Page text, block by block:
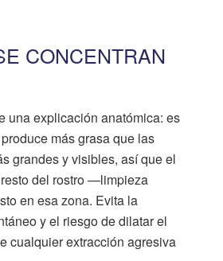
CONCENTRAN
una explicación anatómica: es
más grasa que las
grandes y visibles, así que el
del rostro —limpieza
en esa zona. Evita la
y el riesgo de dilatar el
cualquier extracción agresiva